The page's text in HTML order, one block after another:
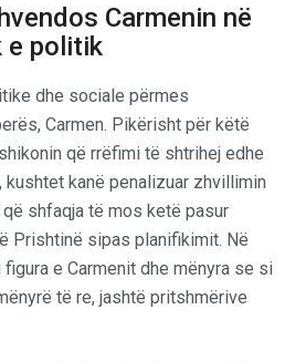
Carmenin në
e politik
dhe sociale përmes
Carmen. Pikërisht për këtë
që rrëfimi të shtrihej edhe
kanë penalizuar zhvillimin
shfaqja të mos ketë pasur
Prishtinë sipas planifikimit. Në
e Carmenit dhe mënyra se si
të re, jashtë pritshmërive